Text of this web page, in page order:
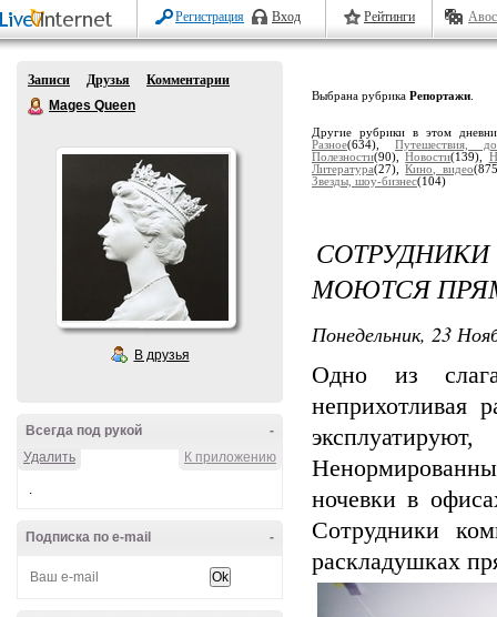
Регистрация Вход Рейтинги
Записи Друзья
Комментарии
Mages Queen
В друзья
-
Всегда под рукой
К приложению
Удалить
.
-
Подписка по e-mail
Выбрана рубрика Репортажи
Другие рубрики в этом
Разное(634), Путешествия,
Полезности(90),Новости(139),
Литература(27),Кино, видео
Звезды, шоу-бизнес(104)
МОЮТСЯ
Понедельник, 23
Одно из
неприхотливая
ночевки в
Сотрудники
раскладушках